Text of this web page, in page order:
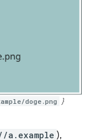
doge.png }
),